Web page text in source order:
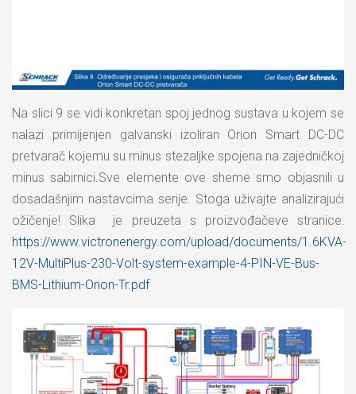
Na slici 9 se vidi konkretan spoj jednog sustava u kojem se
nalazi primijenjen galvanski izoliran Orion Smart DC-DC
pretvarač kojemu su minus stezaljke spojena na zajedničkoj
minus sabirnici.Sve elemente ove sheme smo objasnili u
dosadašnjim nastavcima serije. Stoga uživajte analizirajući
ožičenje! Slika je preuzeta s proizvođačeve stranice:
https://www.victronenergy.com/upload/documents/1.6KVA-
12V-MultiPlus-230-Volt-system-example-4-PIN-VE-Bus-
BMS-Lithium-Orion-Tr.pdf